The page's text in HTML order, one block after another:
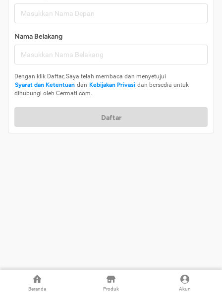
Beranda Produk Akun
Nama Belakang
Dengan klik Daftar, Saya telah membaca dan menyetujui
Syarat dan Ketentuan dan Kebijakan Privasi dan bersedia untuk
dihubungi oleh Cermati.com.
Daftar